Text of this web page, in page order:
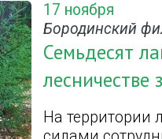
17 ноября
Бородинский
Семьдесят
лесничестве
На территории